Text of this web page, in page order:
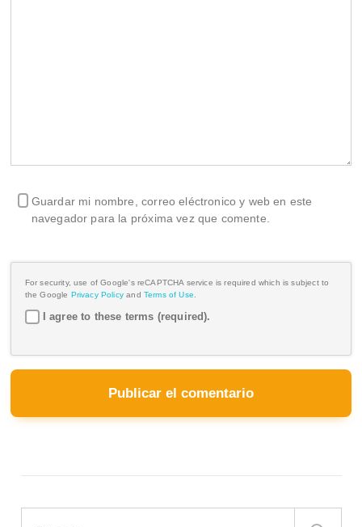
Guardar mi nombre, correo eléctronico y web en este
navegador para la próxima vez que comente.
For security, use of Google's reCAPTCHA service is required which is subject to
the Google Privacy Policy and Terms of Use.
I agree to these terms (required).